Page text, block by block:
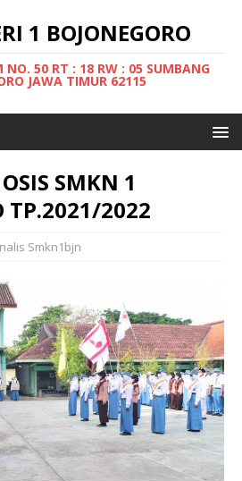
1 BOJONEGORO
NO. 50 RT : 18 RW : 05 SUMBANG
JAWA TIMUR 62115
SMKN 1
TP.2021/2022
Smkn1bjn